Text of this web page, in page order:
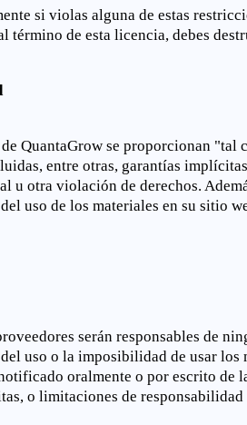
si violas alguna de estas
término de esta licencia, debes
QuantaGrow se proporcionan
entre otras, garantías
u otra violación de derechos.
uso de los materiales en su sitio
serán responsables de
uso o la imposibilidad de usar
oralmente o por escrito
o limitaciones de